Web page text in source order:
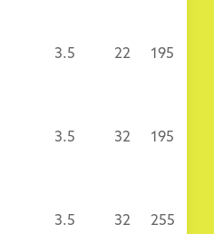
3.5 22 195
3.5 32 195
3.5 32 255